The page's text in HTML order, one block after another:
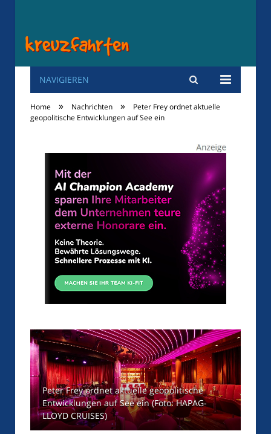
Kreuzfahrten
NAVIGIEREN
Home » Nachrichten »
Peter Frey ordnet aktuelle
geopolitische Entwicklungen auf See ein
Peter Frey ordnet aktuelle geopolitische
Entwicklungen auf See ein (Foto: HAPAG-
LLOYD CRUISES)